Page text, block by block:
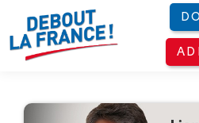
Panneau de gestion des cookies